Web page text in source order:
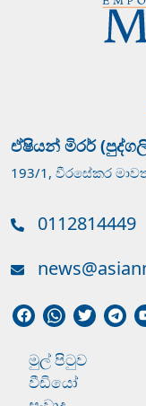
ඒෂියන් මිරර්
193/1, වීරසේකර
0112814449
මුල් පිටුව
වීඩියෝ